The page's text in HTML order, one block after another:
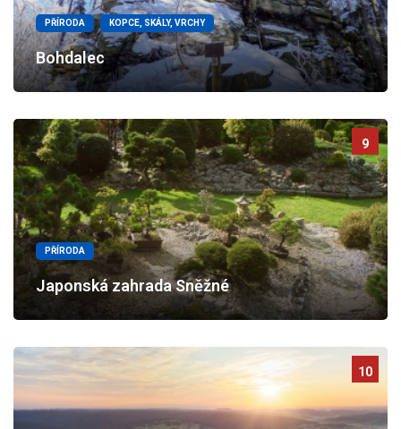
PŘÍRODA KOPCE, SKÁLY, VRCHY
Bohdalec
9
PŘÍRODA
Japonská zahrada Sněžné
10